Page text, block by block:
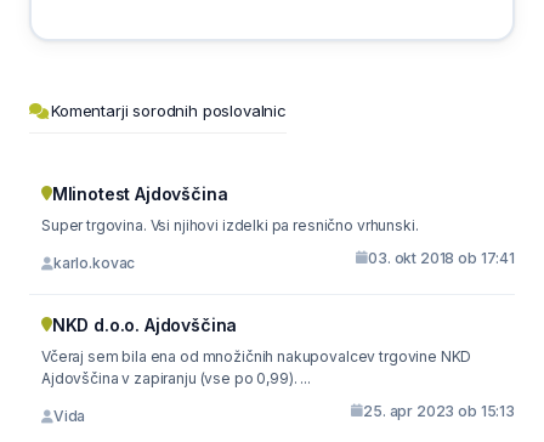
Komentarji sorodnih poslovalnic
Mlinotest Ajdovščina
Super trgovina. Vsi njihovi izdelki pa resnično vrhunski.
karlo.kovac 03. okt 2018 ob 17:41
NKD d.o.o. Ajdovščina
Včeraj sem bila ena od množičnih nakupovalcev trgovine NKD
Ajdovščina v zapiranju (vse po 0,99). ...
Vida 25. apr 2023 ob 15:13